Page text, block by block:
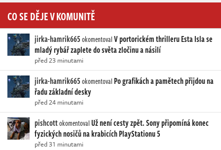
CO SE DĚJE V KOMUNITĚ
jirka-hamrik665okomentovalV portorickém thrilleru Esta Isla se
mladý rybář zaplete do světa zločinu a násilí
před 23 minutami
jirka-hamrik665okomentoval Po grafikách a pamětech přijdou na
řadu základní desky
před 24 minutami
pishcottokomentovalUž není cesty zpět. Sony připomíná konec
fyzických nosičů na krabicích PlayStationu 5
před 31 minutami